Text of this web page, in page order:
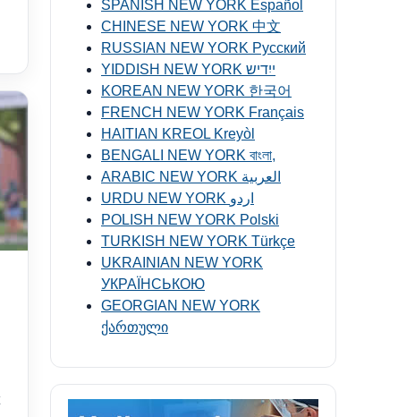
SPANISH NEW YORK Español
CHINESE NEW YORK 中文
RUSSIAN NEW YORK Русский
YIDDISH NEW YORK ייִדיש
KOREAN NEW YORK 한국어
FRENCH NEW YORK Français
HAITIAN KREOL Kreyòl
BENGALI NEW YORK বাংলা,
ARABIC NEW YORK العربية
URDU NEW YORK اردو
POLISH NEW YORK Polski
TURKISH NEW YORK Türkçe
UKRAINIAN NEW YORK
УКРАЇНСЬКОЮ
GEORGIAN NEW YORK
ქართული